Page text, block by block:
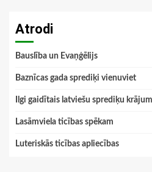
Atrodi
Bauslība un Evaņģēlijs
Baznīcas gada sprediķi vienuviet
Ilgi gaidītais latviešu sprediķu
Lasāmviela ticības spēkam
Luteriskās ticības apliecības